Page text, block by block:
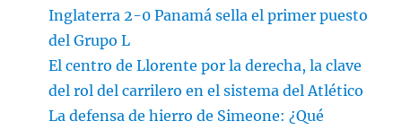
Inglaterra 2-0 Panamá sella el primer puesto
del Grupo L
El centro de Llorente por la derecha, la clave
del rol del carrilero en el sistema del Atlético
La defensa de hierro de Simeone: ¿Qué